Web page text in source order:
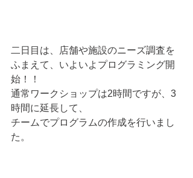
二日目は、店舗や施設のニーズ調査を
ふまえて、いよいよプログラミング開
始！！
通常ワークショップは2時間ですが、3
時間に延長して、
チームでプログラムの作成を行いまし
た。